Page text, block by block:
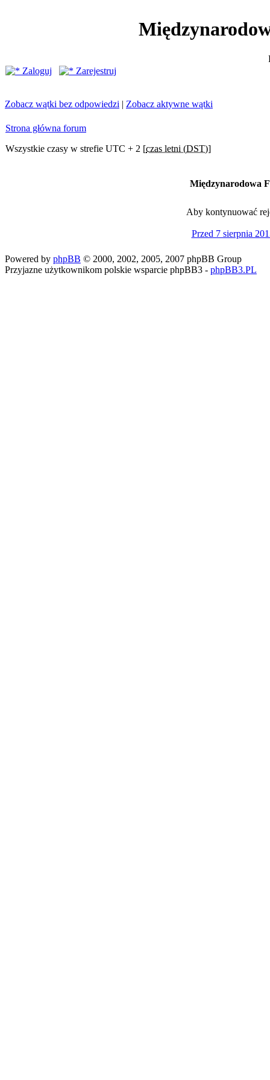
Zaloguj
Zarejestruj
Zobacz wątki bez odpowiedzi | Zobacz aktywne wątki
Strona główna forum
Wszystkie czasy w strefie UTC + 2 [czas letni (DST)]
Międzynarodowa
Aby kontynuować
Przed 7 sierpnia
Powered by phpBB © 2000, 2002, 2005, 2007 phpBB Group
Przyjazne użytkownikom polskie wsparcie phpBB3 - phpBB3.PL